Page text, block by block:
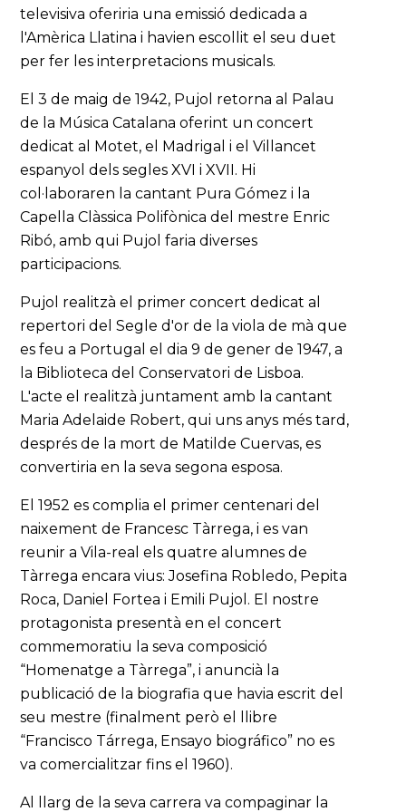
televisiva oferiria una emissió dedicada a
l'Amèrica Llatina i havien escollit el seu duet
per fer les interpretacions musicals.
El 3 de maig de 1942, Pujol retorna al Palau
de la Música Catalana oferint un concert
dedicat al Motet, el Madrigal i el Villancet
espanyol dels segles XVI i XVII. Hi
col·laboraren la cantant Pura Gómez i la
Capella Clàssica Polifònica del mestre Enric
Ribó, amb qui Pujol faria diverses
participacions.
Pujol realitzà el primer concert dedicat al
repertori del Segle d'or de la viola de mà que
es feu a Portugal el dia 9 de gener de 1947, a
la Biblioteca del Conservatori de Lisboa.
L'acte el realitzà juntament amb la cantant
Maria Adelaide Robert, qui uns anys més tard,
després de la mort de Matilde Cuervas, es
convertiria en la seva segona esposa.
El 1952 es complia el primer centenari del
naixement de Francesc Tàrrega, i es van
reunir a Vila-real els quatre alumnes de
Tàrrega encara vius: Josefina Robledo, Pepita
Roca, Daniel Fortea i Emili Pujol. El nostre
protagonista presentà en el concert
commemoratiu la seva composició
“Homenatge a Tàrrega”, i anuncià la
publicació de la biografia que havia escrit del
seu mestre (finalment però el llibre
“Francisco Tárrega, Ensayo biográfico” no es
va comercialitzar fins el 1960).
Al llarg de la seva carrera va compaginar la